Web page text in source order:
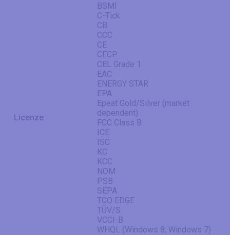
Licenze
BSMI
C-Tick
CB
CCC
CE
CECP
CEL Grade 1
EAC
ENERGY STAR
EPA
Epeat Gold/Silver (market
dependent)
FCC Class B
ICE
ISC
KC
KCC
NOM
PSB
SEPA
TCO EDGE
TÜV/S
VCCI-B
WHQL (Windows 8; Windows 7)